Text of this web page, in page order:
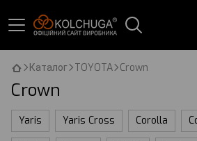
Каталог TOYOTA Crown
Crown
Yaris Yaris Cross Corolla